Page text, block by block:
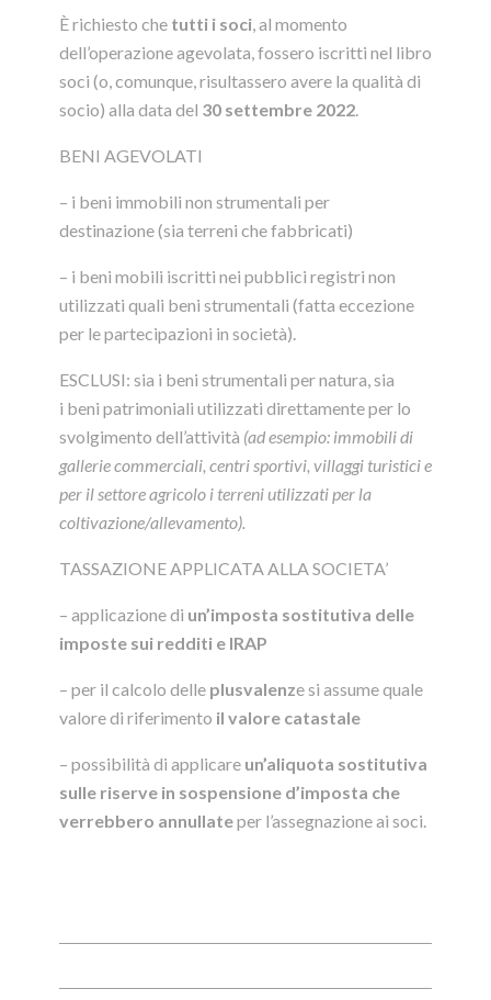
È richiesto che tutti i soci, al momento
dell’operazione agevolata, fossero iscritti nel libro
soci (o, comunque, risultassero avere la qualità di
socio) alla data del 30 settembre 2022.
BENI AGEVOLATI
– i beni immobili non strumentali per
destinazione (sia terreni che fabbricati)
– i beni mobili iscritti nei pubblici registri non
utilizzati quali beni strumentali (fatta eccezione
per le partecipazioni in società).
ESCLUSI: sia i beni strumentali per natura, sia
i beni patrimoniali utilizzati direttamente per lo
svolgimento dell’attività (ad esempio: immobili di
gallerie commerciali, centri sportivi, villaggi turistici e
per il settore agricolo i terreni utilizzati per la
coltivazione/allevamento).
TASSAZIONE APPLICATA ALLA SOCIETA’
– applicazione di un’imposta sostitutiva delle
imposte sui redditi e IRAP
– per il calcolo delle plusvalenze si assume quale
valore di riferimento il valore catastale
– possibilità di applicare un’aliquota sostitutiva
sulle riserve in sospensione d’imposta che
verrebbero annullateper l’assegnazione ai soci.